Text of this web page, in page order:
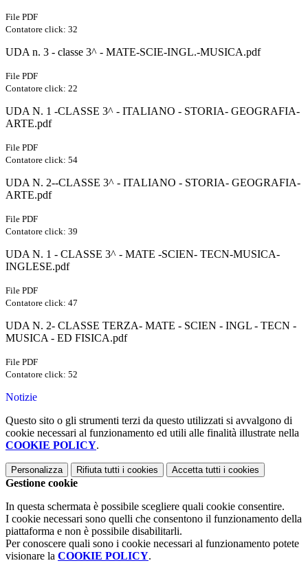
File PDF
Contatore click: 32
UDA n. 3 - classe 3^ - MATE-SCIE-INGL.-MUSICA.pdf
File PDF
Contatore click: 22
UDA N. 1 -CLASSE 3^ - ITALIANO - STORIA- GEOGRAFIA-
ARTE.pdf
File PDF
Contatore click: 54
UDA N. 2--CLASSE 3^ - ITALIANO - STORIA- GEOGRAFIA-
ARTE.pdf
File PDF
Contatore click: 39
UDA N. 1 - CLASSE 3^ - MATE -SCIEN- TECN-MUSICA-
INGLESE.pdf
File PDF
Contatore click: 47
UDA N. 2- CLASSE TERZA- MATE - SCIEN - INGL - TECN -
MUSICA - ED FISICA.pdf
File PDF
Contatore click: 52
Notizie
Questo sito o gli strumenti terzi da questo utilizzati si avvalgono di
cookie necessari al funzionamento ed utili alle finalità illustrate nella
COOKIE POLICY.
Personalizza Rifiuta tutti i cookies Accetta tutti i cookies
Gestione cookie
In questa schermata è possibile scegliere quali cookie consentire.
I cookie necessari sono quelli che consentono il funzionamento della
piattaforma e non è possibile disabilitarli.
Per conoscere quali sono i cookie necessari al funzionamento potete
visionare la COOKIE POLICY.